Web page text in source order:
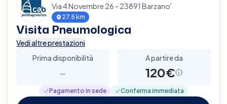
Via 4 Novembre 26 - 23891 Barzano'
27.5 km
Visita Pneumologica
Vedi altre prestazioni
Prima disponibilità
-
A partire da
120€
Pagamento in sede Conferma immediata